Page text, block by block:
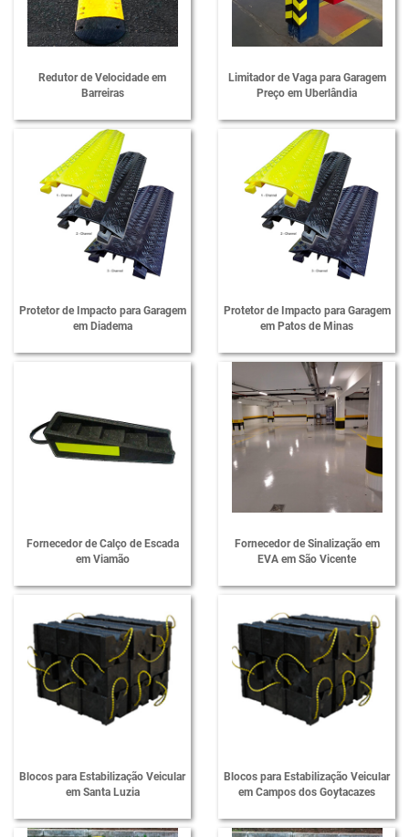
Fabricante de Calço de Escada
Fornecedor de Bate Rodas
Fornecedor de Calço de Escada
Fornecedor de Limitador de Vaga
Fornecedor de Limitadores de Vagas
Fornecedor de Lombada para Garagem
Fornecedor de Manta Protetora
Fornecedor de Protetor de Para-choque
Fornecedor de Proteção de Colunas
Fornecedor de Proteções em EVA
Limitador de Vaga para Estacionamento
Limitador de Vaga para Garagem Preço
Lombada de Borracha para Estacionamento
Lombada em Borracha para Condomínio
Lombada para Estacionamento
Lombada para Garagem
Passa Cabos Protetores de Cabos
Protetor de Cabos para Eventos
Redutor de Velocidade em
Barreiras
Limitador de Vaga para Garagem
Preço em Uberlândia
Protetor de Impacto para Garagem
em Diadema
Protetor de Impacto para Garagem
em Patos de Minas
Fornecedor de Calço de Escada
em Viamão
Fornecedor de Sinalização em
EVA em São Vicente
Blocos para Estabilização Veicular
em Santa Luzia
Blocos para Estabilização Veicular
em Campos dos Goytacazes